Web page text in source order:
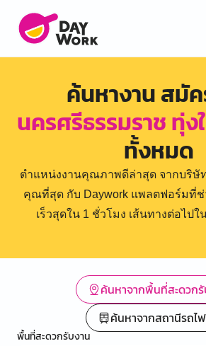
ค้นหางาน สมั
นครศรีธรรมราช ทุ่
ทั้งหมด
ตำแหน่งงานคุณภาพดีล่าสุด จากบริษั
คุณที่สุด กับ Daywork แพลตฟอร์มที่
เร็วสุดใน 1 ชั่วโมง เส้นทางต่อไป
ค้นหาจากพื้นที่สะดวก
ค้นหาจากสถานีรถไ
พื้นที่สะดวกรับงาน